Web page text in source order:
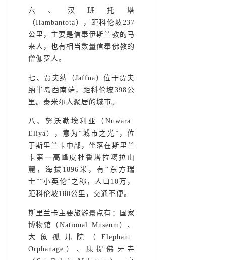
六、汉班托塔
（Hambantota），距科伦坡237
公里，主要是信奉伊斯兰教的马
来人，也有相当数量信奉佛教的
僧伽罗人。
七、贾夫纳（Jaffna）位于贾夫
纳半岛西南端，距科伦坡398公
里。泰米尔人聚居的城市。
八、努沃勒埃利亚（Nuwara
Eliya），意为“城市之光”，位
于斯里兰卡中部，坐落在斯里兰
卡第一高峰皮杜鲁塔拉噶拉山
麓，海拔1896米，有“东方瑞
士”“小英伦”之称，人口10万，
距科伦坡180公里，交通不便。
斯里兰卡主要旅游景点有：国家
博物馆（National Museum）、
大象孤儿院（Elephant
Orphanage）、康提佛牙寺